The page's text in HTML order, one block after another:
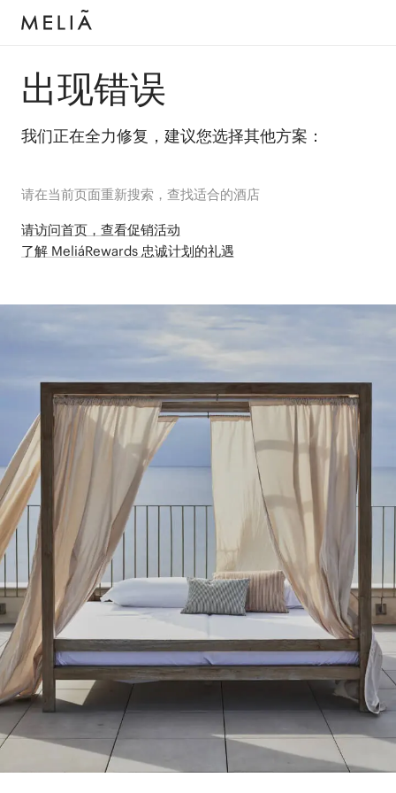
出现错误
我们正在全力修复，建议您选择其他方案：
请在当前页面重新搜索，查找适合的酒店
请访问首页，查看促销活动
了解 MeliáRewards 忠诚计划的礼遇